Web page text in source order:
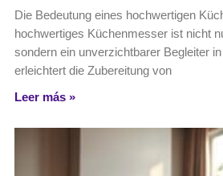
Die Bedeutung eines hochwertigen
hochwertiges Küchenmesser ist nicht
sondern ein unverzichtbarer Begleiter
erleichtert die Zubereitung von
Leer más »